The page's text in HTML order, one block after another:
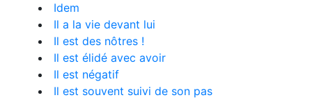
Idem
Il a la vie devant lui
Il est des nôtres !
Il est élidé avec avoir
Il est négatif
Il est souvent suivi de son pas